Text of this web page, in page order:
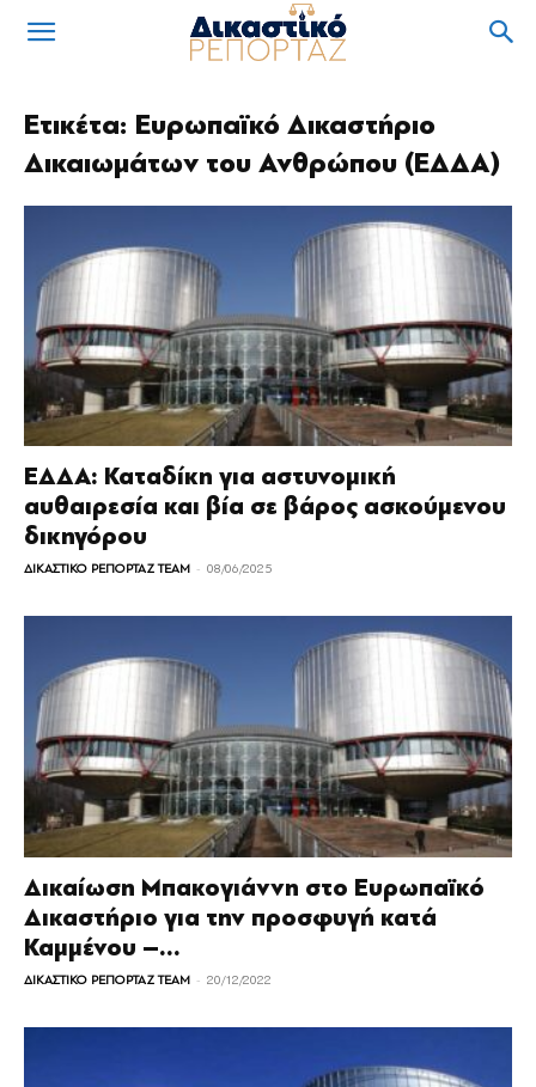
Ετικέτα: Ευρωπαϊκό Δικαστήριο
Δικαιωμάτων του Ανθρώπου (ΕΔΔΑ)
ΕΔΔΑ: Καταδίκη για αστυνομική
αυθαιρεσία και βία σε βάρος ασκούμενου
δικηγόρου
ΔΙΚΑΣΤΙΚΟ ΡΕΠΟΡΤΑΖ TEAM - 08/06/2025
Δικαίωση Μπακογιάννη στο Ευρωπαϊκό
Δικαστήριο για την προσφυγή κατά
Καμμένου –...
ΔΙΚΑΣΤΙΚΟ ΡΕΠΟΡΤΑΖ TEAM - 20/12/2022